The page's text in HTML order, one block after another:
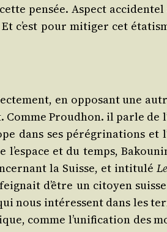
pen­sée. Aspect acci­den­tel
c’est pour miti­ger cet
en oppo­sant une
Prou­dhon. il parle de
dans ses péré­gri­na­tions et
et du temps,
la Suisse, et inti­tu­lé
d’être un citoyen
inté­ressent dans les
comme l’u­ni­fi­ca­tion des